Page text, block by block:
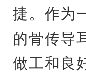
捷。作为
的骨传导
做工和良